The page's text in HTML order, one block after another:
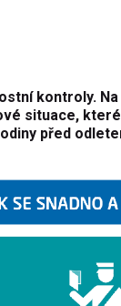
kontroly.
situace,
před